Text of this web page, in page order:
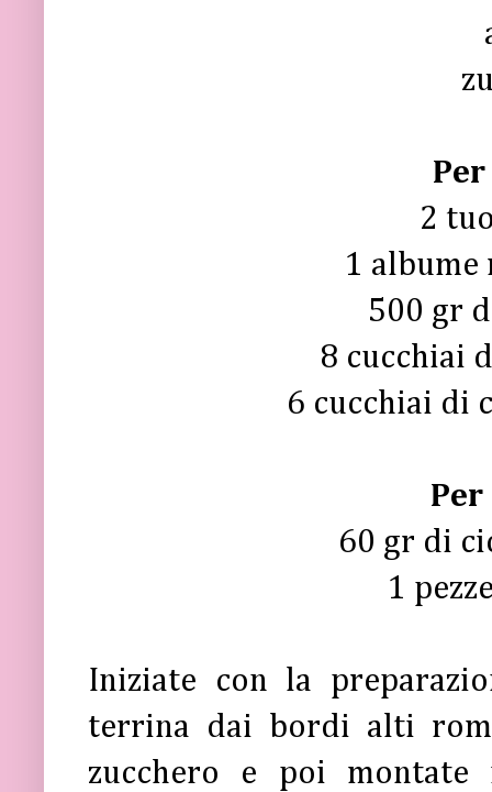
2
1 albume
500 gr
8 cucchiai
6 cucchiai di
60 gr di
1
Iniziate con la
terrina dai bordi alti
zucchero e poi